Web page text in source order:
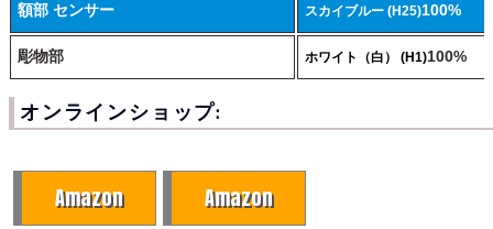
額部 センサー スカイブルー (H25)100%
彫物部 ホワイト（白） (H1)100%
オンラインショップ:
Amazon Amazon